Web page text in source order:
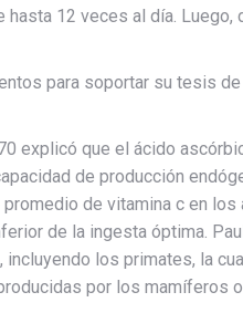
12 veces al día.
para soportar su tesis
explicó que el ácido
de producción
de vitamina c en
de la ingesta óptima.
los primates, la
por los